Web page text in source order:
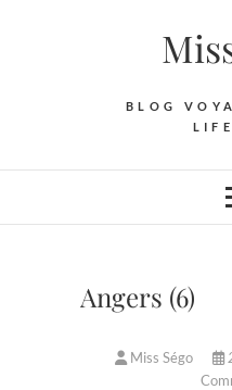
BLOG
Angers (6)
Miss Ségo